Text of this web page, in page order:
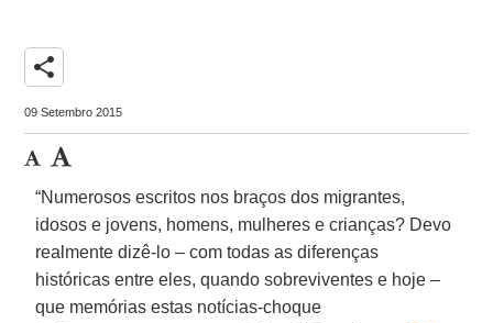
share
09 Setembro 2015
“Numerosos escritos nos braços dos migrantes,
idosos e jovens, homens, mulheres e crianças? Devo
realmente dizê-lo – com todas as diferenças
históricas entre eles, quando sobreviventes e hoje –
que memórias estas notícias-choque